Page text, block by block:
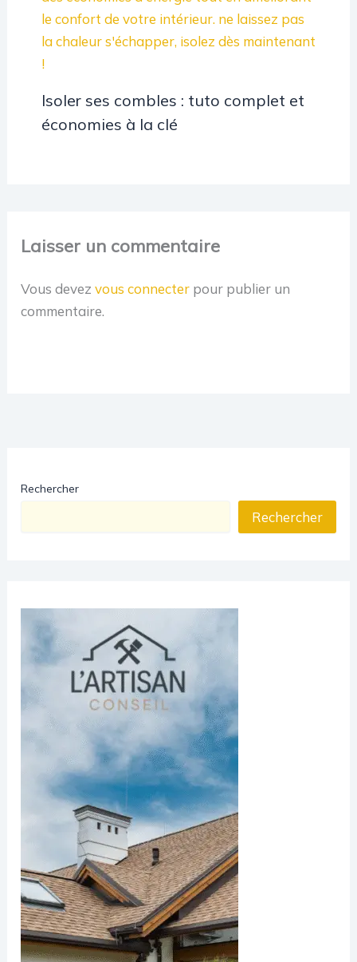
Isoler ses combles : tuto complet et
économies à la clé
Laisser un commentaire
Vous devezvous connecter pour publier un
commentaire.
Rechercher
Rechercher